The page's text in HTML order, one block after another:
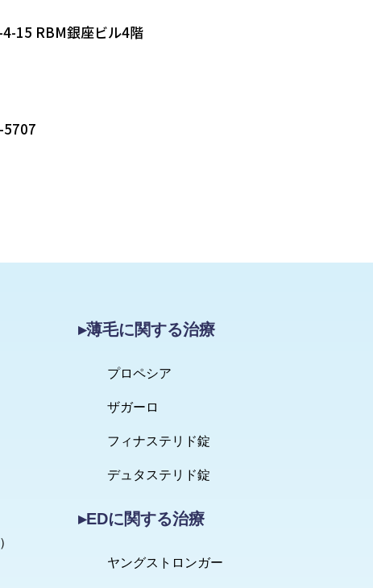
15 RBM銀座ビル4階
▸薄毛に関する治療
プロペシア
ザガーロ
フィナステリド錠
デュタステリド錠
▸EDに関する治療
ヤングストロンガー